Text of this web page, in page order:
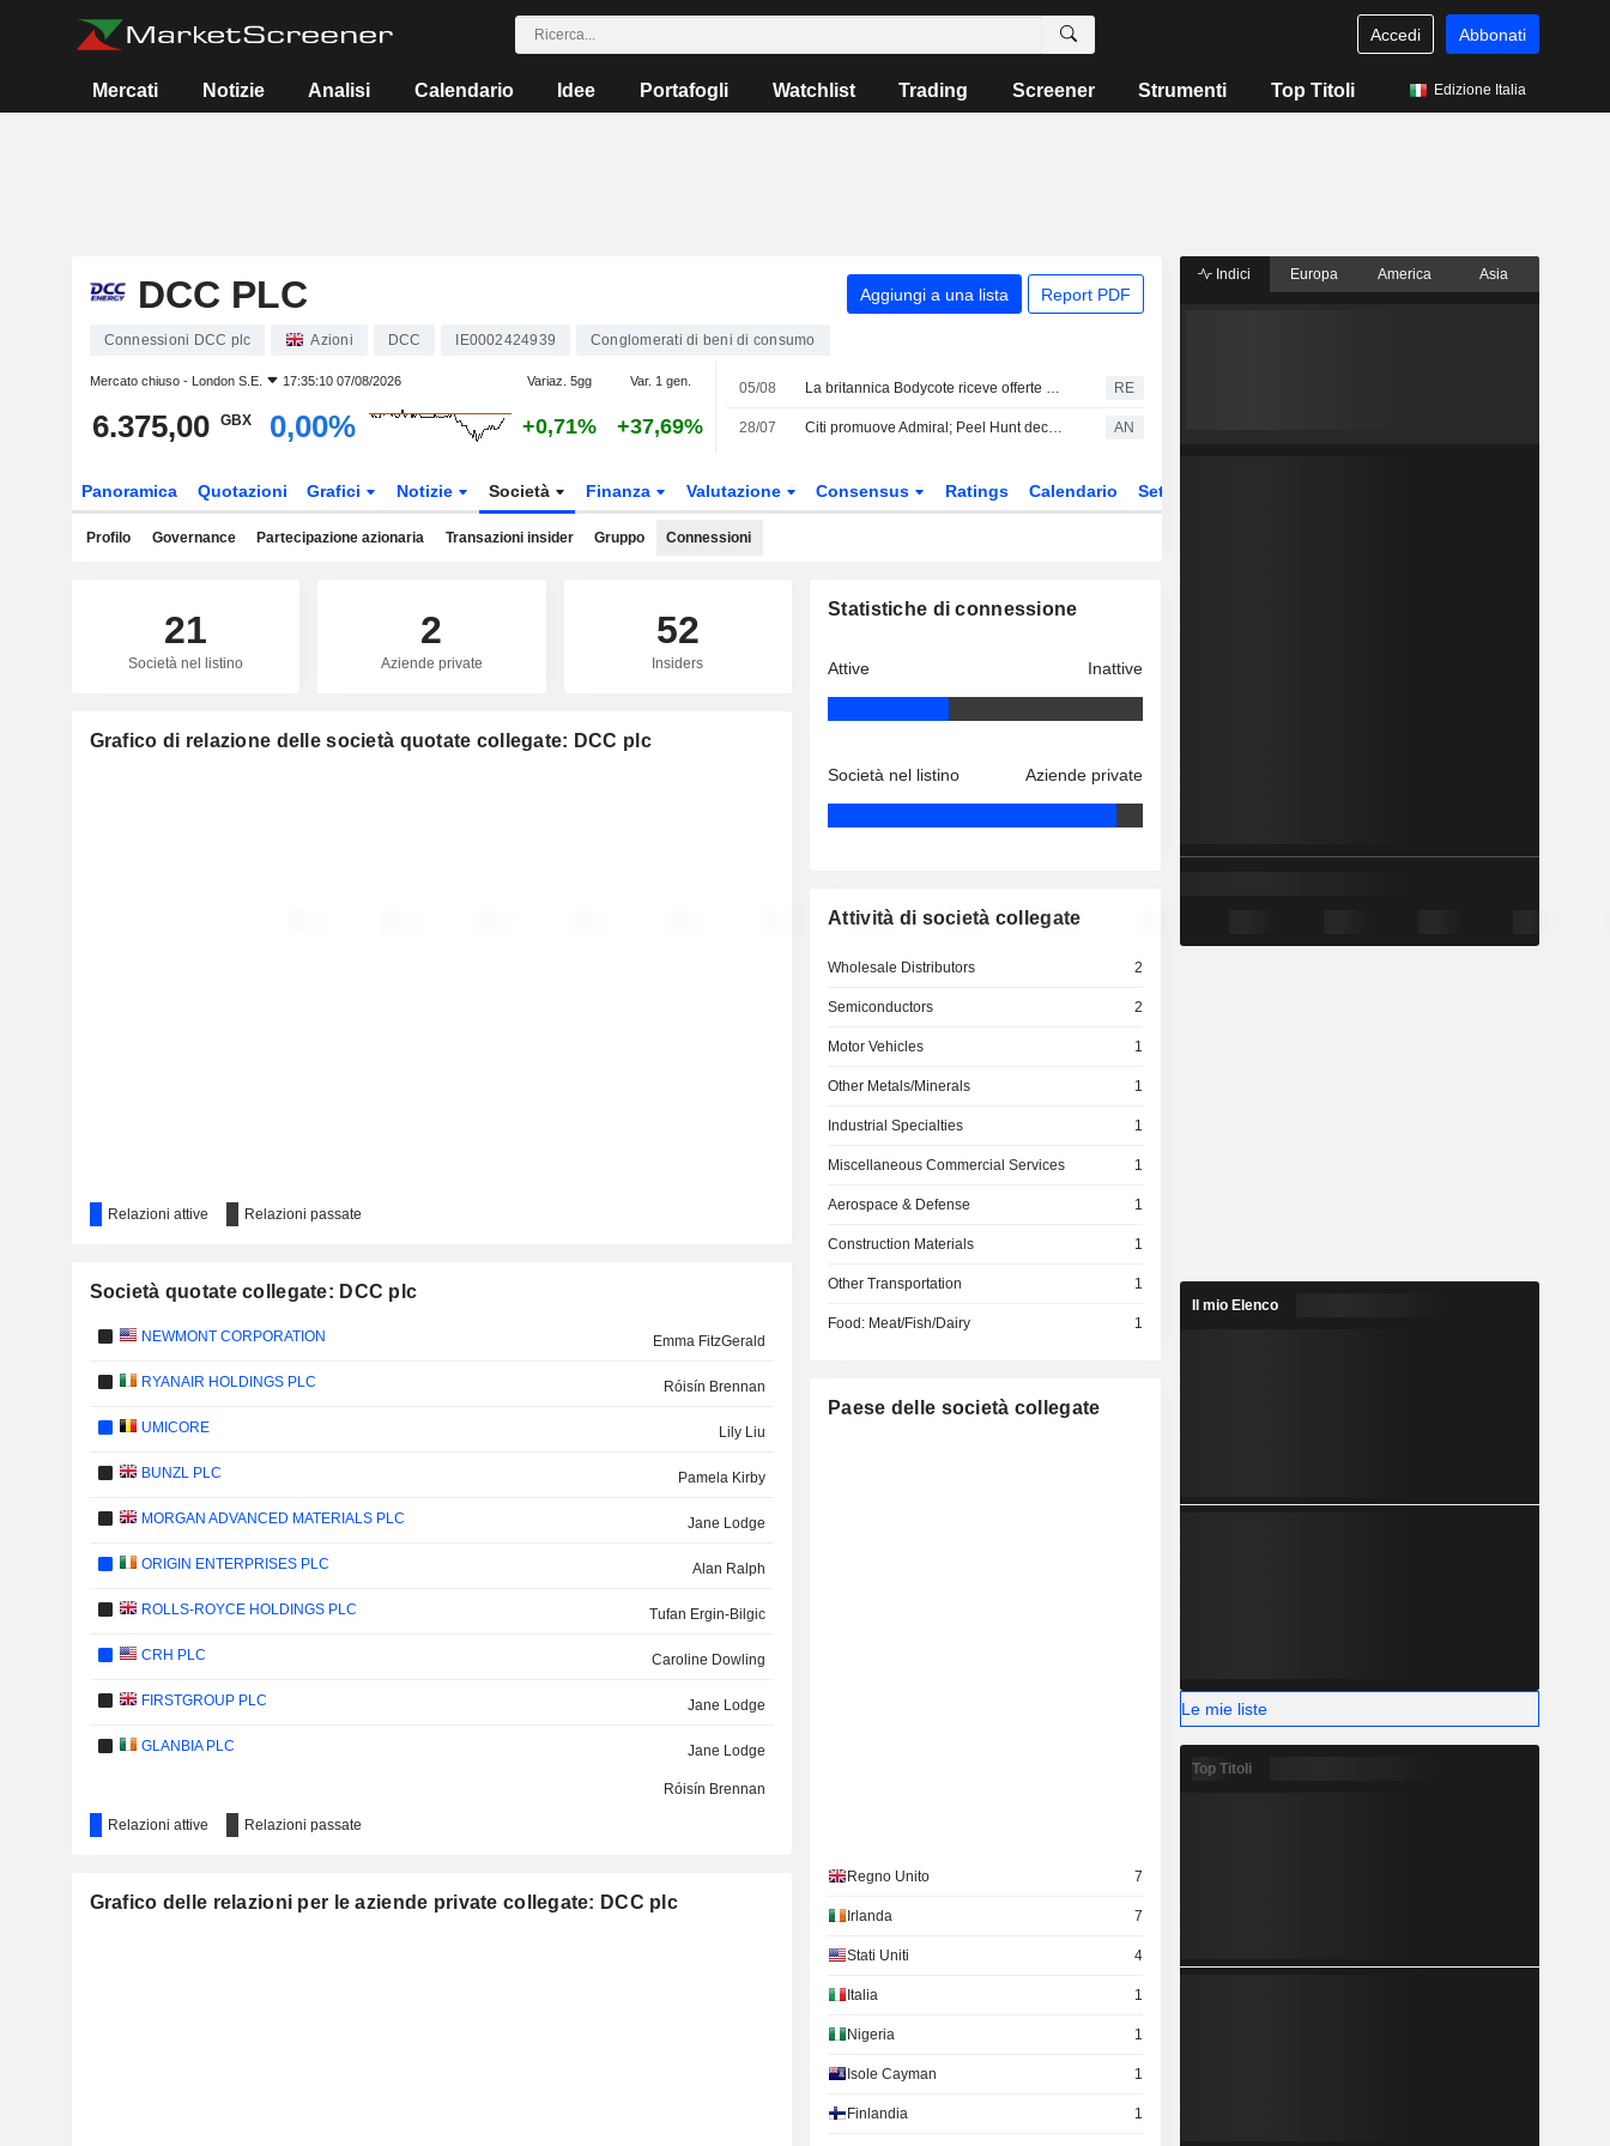
Accedi Abbonati
Mercati Notizie Analisi Calendario Idee Portafogli Watchlist Trading Screener Strumenti Top Titoli Edizione Italia
DCC PLC Aggiungi a una lista Report PDF
Connessioni DCC plc Azioni DCC IE0002424939 Conglomerati di beni di consumo
Mercato chiuso - London S.E. 17:35:10 07/08/2026 Variaz. 5gg Var. 1 gen.
6.375,00 GBX 0,00% +0,71% +37,69%
05/08 La britannica Bodycote riceve offerte da 2 miliardi di USD dai rivali CVC e Veritas Capital RE
28/07 Citi promuove Admiral; Peel Hunt declassa Sabre AN
Panoramica Quotazioni Grafici Notizie Società Finanza Valutazione Consensus Ratings Calendario Settore
Profilo Governance Partecipazione azionaria Transazioni insider Gruppo Connessioni
21
Società nel listino
2
Aziende private
52
Insiders
Grafico di relazione delle società quotate collegate: DCC plc
Relazioni attive Relazioni passate
Società quotate collegate: DCC plc
NEWMONT CORPORATION Emma FitzGerald
RYANAIR HOLDINGS PLC Róisín Brennan
UMICORE Lily Liu
BUNZL PLC Pamela Kirby
MORGAN ADVANCED MATERIALS PLC Jane Lodge
ORIGIN ENTERPRISES PLC Alan Ralph
ROLLS-ROYCE HOLDINGS PLC Tufan Ergin-Bilgic
CRH PLC Caroline Dowling
FIRSTGROUP PLC Jane Lodge
GLANBIA PLC Jane Lodge
Róisín Brennan
ROBERT WALTERS PLC
Relazioni attive Relazioni passate
Grafico delle relazioni per le aziende private collegate: DCC plc
Statistiche di connessione
Attive Inattive
Società nel listino Aziende private
Attività di società collegate
Wholesale Distributors 2
Semiconductors 2
Motor Vehicles 1
Other Metals/Minerals 1
Industrial Specialties 1
Miscellaneous Commercial Services 1
Aerospace & Defense 1
Construction Materials 1
Other Transportation 1
Food: Meat/Fish/Dairy 1
Paese delle società collegate
Regno Unito 7
Irlanda 7
Stati Uniti 4
Italia 1
Nigeria 1
Isole Cayman 1
Finlandia 1
Indici Europa America Asia
Il mio Elenco
Le mie liste
Top Titoli